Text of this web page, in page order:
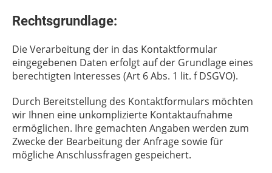
Rechtsgrundlage:
Die Verarbeitung der in das Kontaktformular
eingegebenen Daten erfolgt auf der Grundlage eines
berechtigten Interesses (Art 6 Abs. 1 lit. f DSGVO).
Durch Bereitstellung des Kontaktformulars möchten
wir Ihnen eine unkomplizierte Kontaktaufnahme
ermöglichen. Ihre gemachten Angaben werden zum
Zwecke der Bearbeitung der Anfrage sowie für
mögliche Anschlussfragen gespeichert.